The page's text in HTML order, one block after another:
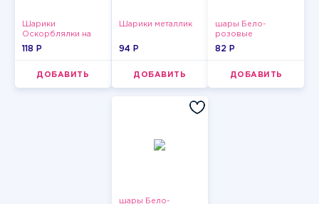
Шарики
Оскорблялки на
день рождения для
118 P
ДОБАВИТЬ
Шарики металлик
94 P
ДОБАВИТЬ
шары Бело-
розовые
пастельные
82 P
ДОБАВИТЬ
шары Бело-